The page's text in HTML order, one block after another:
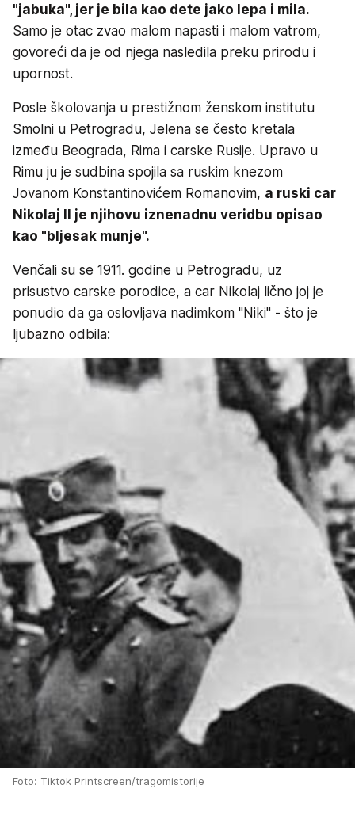
"jabuka", jer je bila kao dete jako lepa i mila.
Samo je otac zvao malom napasti i malom vatrom,
govoreći da je od njega nasledila preku prirodu i
upornost.
Posle školovanja u prestižnom ženskom institutu
Smolni u Petrogradu, Jelena se često kretala
između Beograda, Rima i carske Rusije. Upravo u
Rimu ju je sudbina spojila sa ruskim knezom
Jovanom Konstantinovićem Romanovim, a ruski car
Nikolaj II je njihovu iznenadnu veridbu opisao
kao "bljesak munje".
Venčali su se 1911. godine u Petrogradu, uz
prisustvo carske porodice, a car Nikolaj lično joj je
ponudio da ga oslovljava nadimkom "Niki" - što je
ljubazno odbila:
Foto: Tiktok Printscreen/tragomistorije